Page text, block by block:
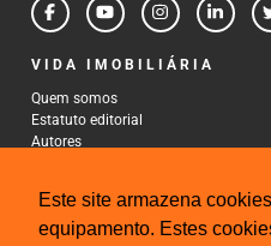
Este site armazena
equipamento. Estes
VIDA IMOBILIÁRIA
Quem somos
Estatuto editorial
Autores
CONTACTOS